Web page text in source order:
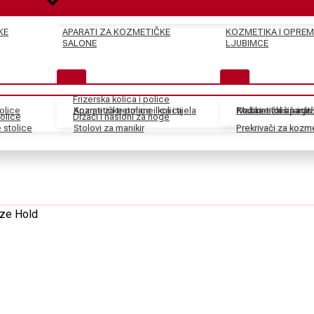
Frizerska kolica i police
Držači i nasloni za noge
stolice
Kozmetičke police i kolica
Stolovi za manikir
Pedikir stolice i
Prekrivači za
APARATI ZA KOZMETIČKE
SALONE
Aparati za tretmane lica i tijela Kozmetički
KOZMETIKA I
LJUBIMCE
Makaze za šišanje
Hold